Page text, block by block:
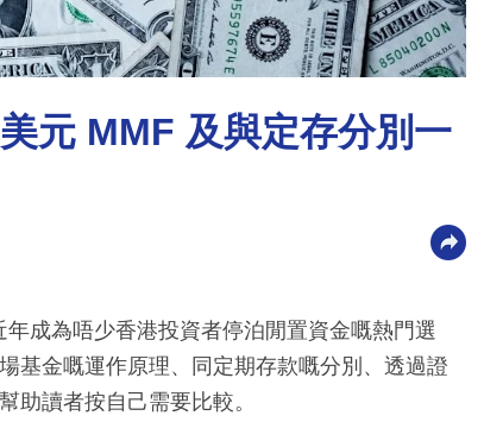
元 MMF 及與定存分別一
成為唔少香港投資者停泊閒置資金嘅熱門選
基金嘅運作原理、同定期存款嘅分別、透過證
助讀者按自己需要比較。